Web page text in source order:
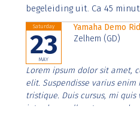
begeleiding uit. Ca 45
Saturday
23
MAY
Yamaha Demo
Zelhem (GD)
Lorem ipsum dolor sit amet,
elit. Suspendisse varius
tristique. Duis cursus, mi
interdum nulla, ut commodo